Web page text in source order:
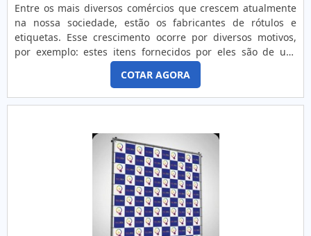
atividades; Tecnologia de ponta; Equipamentos de última
geração. A EMPRESA MAIS QUALIFICADA DO
SEGMENTOApenas na Etiquetas Âncora existem as
melhores variedades no segmento quando o assunto for
etiquetas adesivas para embalagens. São diversas opções
disponibilizadas, como etiquetas estampadas e fitas
personalizadas em cetim colorido.É conhecida por ser
por contar com escritório de alta qualidade onde são
realizadas as atividades e mais de 30 anos de experiência
de mercado. Todos esses fatores, agregados a uma equipe
com colaboradores qualificados comercialmente e
tecnicamente para melhor atender os clientes e
trabalhadores de alta qualidade, fecham todo o ciclo de
entrega com excelência para toda a carteira de clientes.
Entre os mais diversos comércios que crescem atualmente
na nossa sociedade, estão os fabricantes de rótulos e
etiquetas. Esse crescimento ocorre por diversos motivos,
por exemplo: estes itens fornecidos por eles são de uso
obrigatório nos mais diversos ramos do comércio e, além
disso, os rótulos e etiquetas oferecem diversas novidades
que colaboram diretamente com as estratégias de
publicidade das empresas. Características dos fabricantes
COTAR AGORA